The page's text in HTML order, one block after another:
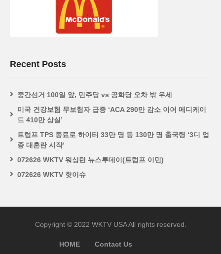
Recent Posts
중간선거 100일 앞, 민주당 vs 공화당 오차 밖 우세
미국 건강보험 무보험자 급증 ‘ACA 290만 감소 이어 메디케이
드 410만 상실’
트럼프 TPS 종료로 하이티 33만 명 등 130만 명 출국령 ‘3디 업
종 대혼란 시작’
072626 WKTV 워싱턴 뉴스투데이(트럼프 이민)
072626 WKTV 핫이슈
Copyright © 2022 WKTV USA All rights reserved.
HOME Contact Us